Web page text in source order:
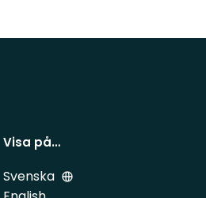
Visa på…
Svenska